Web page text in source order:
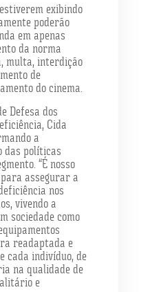
exibindo
poderão
em apenas
da norma
multa, interdição
de
do cinema.
Defesa dos
Cida
a
das políticas
“É nosso
assegurar a
nos
vivendo a
sociedade como
readaptada e
cada indivíduo, de
na qualidade de
e